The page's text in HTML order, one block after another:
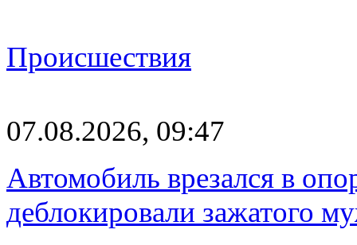
Происшествия
07.08.2026, 09:47
Автомобиль врезался в
деблокировали зажатого